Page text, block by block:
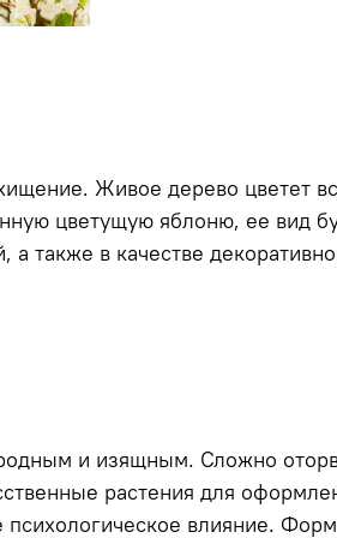
Живое дерево цветет
цветущую яблоню, ее вид
также в качестве
и изящным. Сложно
растения для
влияние.